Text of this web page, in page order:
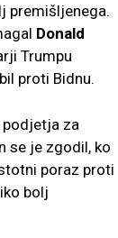
premišljenega.
Donald
Trumpu
proti Bidnu.
podjetja za
se je zgodil, ko
poraz proti
bolj